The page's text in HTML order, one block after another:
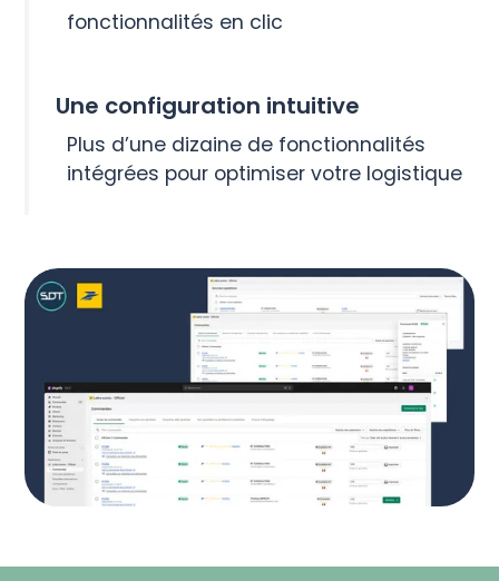
fonctionnalités en clic
Une configuration intuitive
Plus d’une dizaine de fonctionnalités
intégrées pour optimiser votre logistique